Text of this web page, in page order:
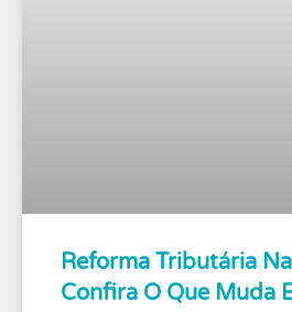
Reforma Tributária
Confira O Que Muda